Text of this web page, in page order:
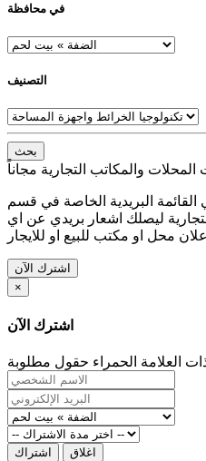
في محافظة
التصنيف
بحث
البريدية الخاصة في قسم
ليصلك اشعار بريدي عن اي
اعلان محل او مكتب للبيع او للايجار
اشترك الآن
×
اشترك الآن
العلامة الحمراء حقول مطلوبة
اشتراك اغلاق